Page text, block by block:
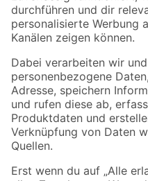
Folge uns
Zahlungsarten
Sicher einkaufen